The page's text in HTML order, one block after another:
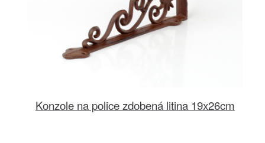
Konzole na police zdobená litina 19x26cm